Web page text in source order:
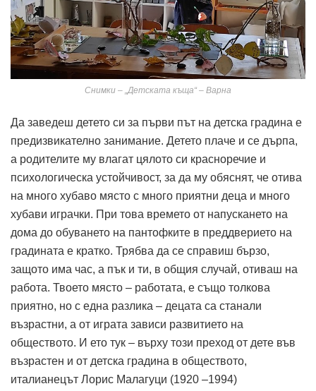
Снимки – „Детската къща“ – Варна
Да заведеш детето си за първи път на детска градина е
предизвикателно занимание. Детето плаче и се дърпа,
а родителите му влагат цялото си красноречие и
психологическа устойчивост, за да му обяснят, че отива
на много хубаво място с много приятни деца и много
хубави играчки. При това времето от напускането на
дома до обуването на пантофките в преддверието на
градината е кратко. Трябва да се справиш бързо,
защото има час, а пък и ти, в общия случай, отиваш на
работа. Твоето място – работата, е също толкова
приятно, но с една разлика – децата са станали
възрастни, а от играта зависи развитието на
обществото. И ето тук – върху този преход от дете във
възрастен и от детска градина в обществото,
италианецът Лорис Малагуци (1920 –1994)